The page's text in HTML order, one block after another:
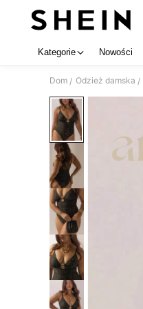
Kategorie Nowości
Dom / Odzież damska /